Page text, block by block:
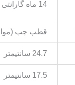
14 ماه گارانتی
قطب چپ
24.7 سانتیمتر
17.5 سانتیمتر